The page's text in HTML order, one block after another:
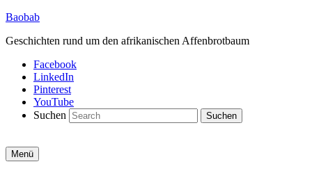
Baobab
Geschichten rund um den afrikanischen Affenbrotbaum
Facebook
LinkedIn
Pinterest
YouTube
Suchen
Menü